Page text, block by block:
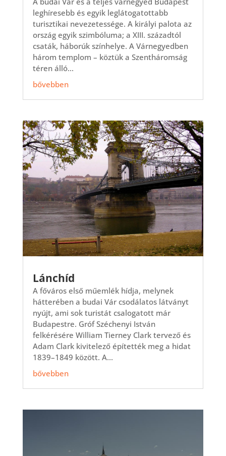
leghíresebb és egyik leglátogatottabb
turisztikai nevezetessége. A királyi palota az
ország egyik szimbóluma; a XIII. századtól
csaták, háborúk színhelye. A Várnegyedben
három templom – köztük a Szentháromság
téren álló...
bővebben
Lánchíd
A főváros első műemlék hídja, melynek
hátterében a budai Vár csodálatos látványt
nyújt, ami sok turistát csalogatott már
Budapestre. Gróf Széchenyi István
felkérésére William Tierney Clark tervező és
Adam Clark kivitelező építették meg a hidat
1839–1849 között. A...
bővebben